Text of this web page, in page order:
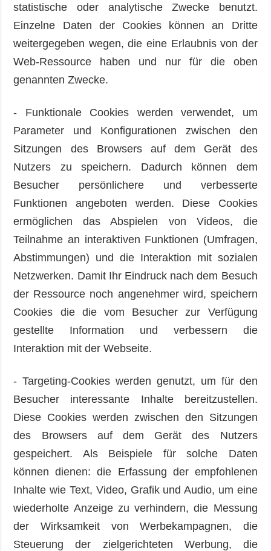
statistische oder analytische Zwecke benutzt.
Einzelne Daten der Cookies können an Dritte
weitergegeben wegen, die eine Erlaubnis von der
Web-Ressource haben und nur für die oben
genannten Zwecke.
- Funktionale Cookies werden verwendet, um
Parameter und Konfigurationen zwischen den
Sitzungen des Browsers auf dem Gerät des
Nutzers zu speichern. Dadurch können dem
Besucher persönlichere und verbesserte
Funktionen angeboten werden. Diese Cookies
ermöglichen das Abspielen von Videos, die
Teilnahme an interaktiven Funktionen (Umfragen,
Abstimmungen) und die Interaktion mit sozialen
Netzwerken. Damit Ihr Eindruck nach dem Besuch
der Ressource noch angenehmer wird, speichern
Cookies die die vom Besucher zur Verfügung
gestellte Information und verbessern die
Interaktion mit der Webseite.
- Targeting-Cookies werden genutzt, um für den
Besucher interessante Inhalte bereitzustellen.
Diese Cookies werden zwischen den Sitzungen
des Browsers auf dem Gerät des Nutzers
gespeichert. Als Beispiele für solche Daten
können dienen: die Erfassung der empfohlenen
Inhalte wie Text, Video, Grafik und Audio, um eine
wiederholte Anzeige zu verhindern, die Messung
der Wirksamkeit von Werbekampagnen, die
Steuerung der zielgerichteten Werbung, die